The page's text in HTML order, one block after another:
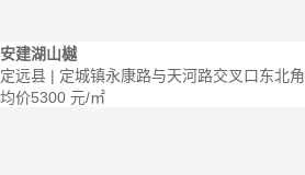
安建湖山樾
定远县 | 定城镇永康路与天河路交叉口东北角
均价5300 元/㎡